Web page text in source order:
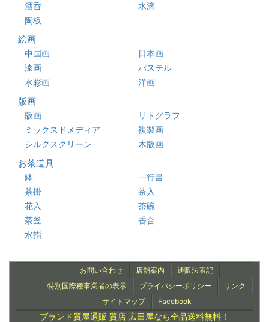
酒呑
水滴
陶板
絵画
中国画
日本画
漆画
パステル
水彩画
洋画
版画
版画
リトグラフ
ミックスドメディア
複製画
シルクスクリーン
木版画
お茶道具
鉢
一行書
茶掛
茶入
花入
茶碗
茶釜
香合
水指
お問い合わせ 店舗案内
通販法表記
特別国際種事業者の表示
プライバシーポリシー
リンク
サイトマップ
Facebook
ブランド質屋通販 質店 広田屋なら全品送料無料！